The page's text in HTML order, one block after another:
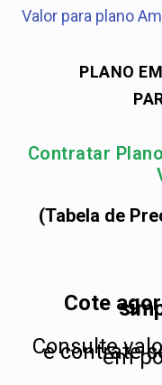
Valor para plano
PLANO
Contratar
(Tabela de
Cote
Consulte
e contrate
em